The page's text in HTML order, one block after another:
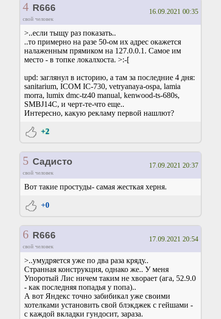
4 R666
свой человек
16.09.2021 00:35
>..если тыщу раз показать..
..то примерно на разе 50-ом их адрес окажется
налаженным прямиком на 127.0.0.1. Самое им
место - в топке локалхоста. >:-[
upd: заглянул в историю, а там за последние 4 дня:
sanitarium, ICOM IC-730, vetryanaya-ospa, lamia
morra, lumix dmc-tz40 manual, kenwood-ts-680s,
SMBJ14C, и черт-те-что еще..
Интересно, какую рекламу первой нашлют?
+2
5 Садисто
свой человек
17.09.2021 20:37
Вот такие простуды- самая жесткая херня.
+0
6 R666
свой человек
17.09.2021 20:54
>..умудряется уже по два раза кряду..
Странная конструкция, однако же.. У меня
Упоротый Лис ничем таким не хворает (ага, 52.9.0
- как последняя попадья у попа)..
А вот Яндекс точно забибикал уже своими
хотелками установить свой блэкджек с гейшами -
с каждой вкладки гундосит, зараза.